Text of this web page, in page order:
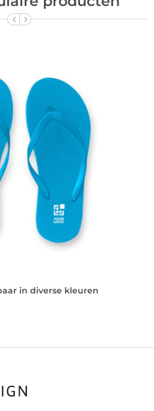
in diverse kleuren